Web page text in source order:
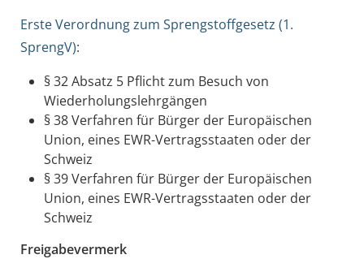
Erste Verordnung zum Sprengstoffgesetz (1.
SprengV):
§ 32 Absatz 5 Pflicht zum Besuch von
Wiederholungslehrgängen
§ 38 Verfahren für Bürger der Europäischen
Union, eines EWR-Vertragsstaaten oder der
Schweiz
§ 39 Verfahren für Bürger der Europäischen
Union, eines EWR-Vertragsstaaten oder der
Schweiz
Freigabevermerk